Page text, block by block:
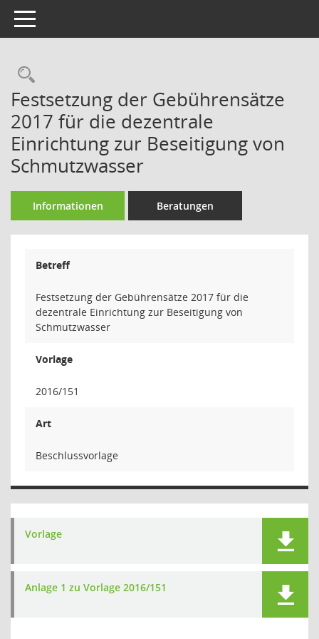
Toggle navigation
Rechercheauswahl
Festsetzung der Gebührensätze
2017 für die dezentrale
Einrichtung zur Beseitigung von
Schmutzwasser
Informationen Beratungen
Betreff
Festsetzung der Gebührensätze 2017 für die
dezentrale Einrichtung zur Beseitigung von
Schmutzwasser
Vorlage
2016/151
Art
Beschlussvorlage
Vorlage
Anlage 1 zu Vorlage 2016/151